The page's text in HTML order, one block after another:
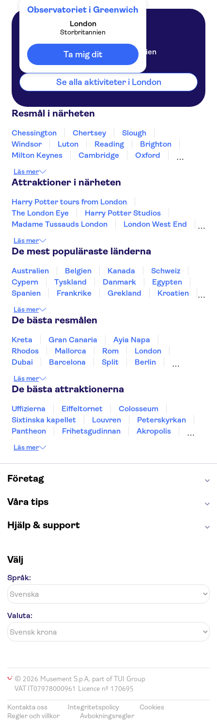
Observatoriet i Greenwich
London
Storbritannien
Ta mig dit Storbritannien
Se alla aktiviteter i London
Resmål i närheten
Chessington Chertsey
Slough
Windsor
Luton Reading
Brighton
Milton Keynes
Cambridge
Oxford
Portsmouth
Läs mer
Attraktioner i närheten
Harry Potter tours from London
The London Eye
Harry Potter Studios
Madame Tussauds London
London West End
Bussturer i London
Resor från Edinburgh
Shakespeare's Globe
Tower Bridge
Floden Themsen
King's Cross Station
The Scotch Whisky Experience
Sankt Paulskatedralen
Läs mer
De mest populäraste länderna
Australien Belgien Kanada
Schweiz
Cypern
Tyskland Danmark
Egypten
Spanien
Frankrike Grekland
Kroatien
Sverige
Thailand
Läs mer
De bästa resmålen
Kreta Gran Canaria
Ayia Napa
Rhodos
Mallorca Rom
London
Dubai
Barcelona Split
Berlin
Gdansk
Oslo Helsingfors
Helsingborg
Läs mer
De bästa attraktionerna
Uffizierna Eiffeltornet
Colosseum
Sixtinska kapellet
Louvren
Peterskyrkan
Pantheon
Frihetsgudinnan
Akropolis
Burj Khalifa
Saltgruvan i Wieliczka
Alhambra
Caminito del Rey
London Dungeon
Läs mer
Företag
Våra tips
Hjälp & support
Välj
Språk:
Valuta:
© 2026 Musement S.p.A, part of TUI Group
VAT IT07978000961 Licence nº 170695
Kontakta oss Integritetspolicy
Cookies
Regler och villkor
Avbokningsregler